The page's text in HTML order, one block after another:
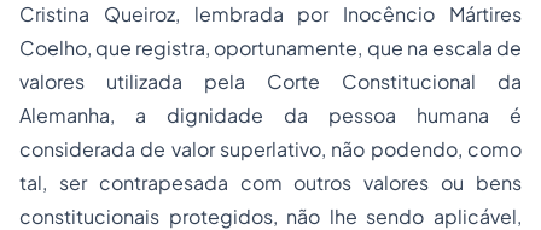
Cristina Queiroz, lembrada por Inocêncio Mártires
Coelho, que registra, oportunamente, que na escala de
valores utilizada pela Corte Constitucional da
Alemanha, a dignidade da pessoa humana é
considerada de valor superlativo, não podendo, como
tal, ser contrapesada com outros valores ou bens
constitucionais protegidos, não lhe sendo aplicável,